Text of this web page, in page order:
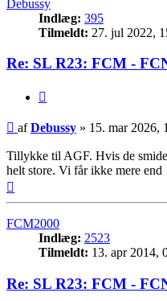
Debussy
Indlæg: 395
Tilmeldt: 27. jul 2022,
Re: SL R23: FCM -
Indlæg
afDebussy » 15. mar 2026,
Tillykke til AGF. Hvis de
helt store. Vi får ikke mere
FCM2000
Indlæg: 2523
Tilmeldt: 13. apr 2014,
Re: SL R23: FCM -